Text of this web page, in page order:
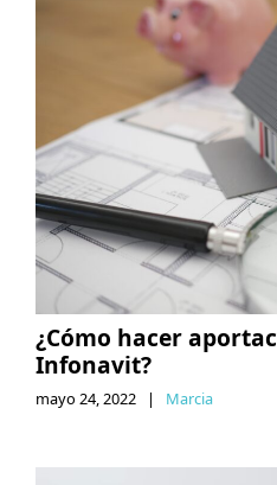
¿Cómo hacer
Infonavit?
mayo 24, 2022 | Marcia